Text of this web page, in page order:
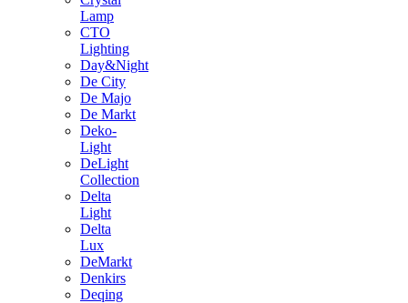
Lamp
CTO
Lighting
Day&Night
De City
De Majo
De Markt
Deko-
Light
DeLight
Collection
Delta
Light
Delta
Lux
DeMarkt
Denkirs
Deqing